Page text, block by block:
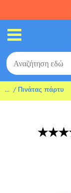
... Πινάτας πάρτυ